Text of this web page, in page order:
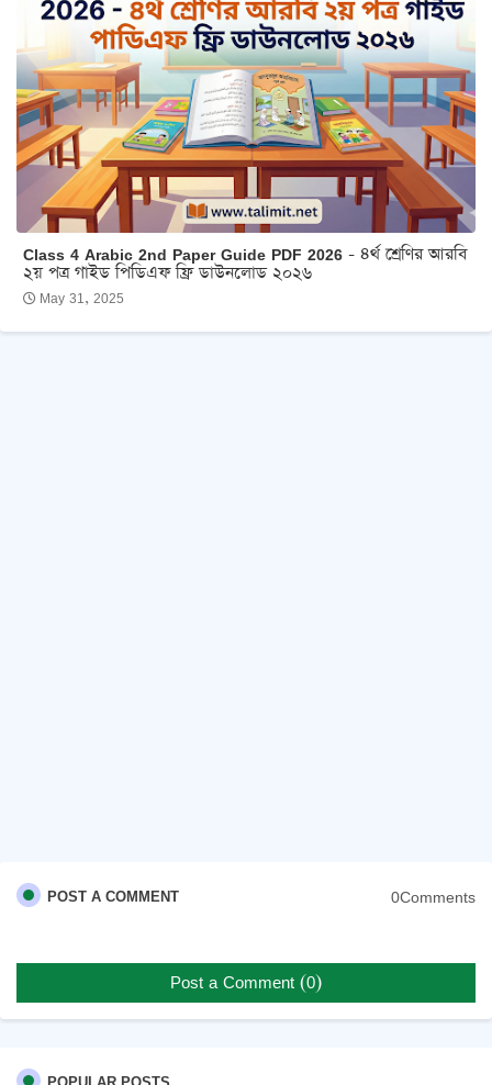
Class 4 Arabic 2nd Paper Guide PDF 2026 - ৪র্থ শ্রেণির আরবি
২য় পত্র গাইড পিডিএফ ফ্রি ডাউনলোড ২০২৬
May 31, 2025
POST A COMMENT 0Comments
Post a Comment (0)